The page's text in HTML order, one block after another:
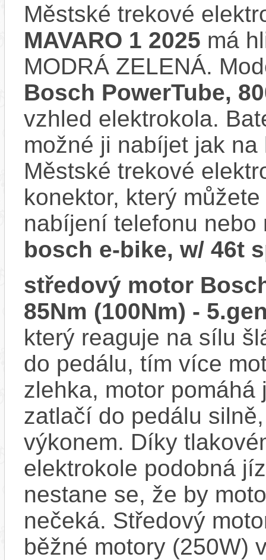
Městské trekové
MAVARO 1 2025 má
MODRÁ ZELENÁ.
Bosch PowerTube,
vzhled elektrokola.
možné ji nabíjet jak
Městské trekové
konektor, který
nabíjení telefonu
bosch e-bike, w/ 46t
středový motor
85Nm (100Nm) -
který reaguje na sílu
do pedálu, tím více
zlehka, motor
zatlačí do pedálu
výkonem. Díky
elektrokole podobná
nestane se, že by
nečeká. Středový
běžné motory (250W)